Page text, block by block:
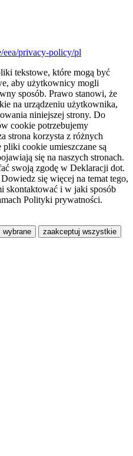
privacy-policy/pl
tekstowe, które mogą być
aby użytkownicy mogli
sposób. Prawo stanowi, że
na urządzeniu użytkownika,
niniejszej strony. Do
cookie potrzebujemy
strona korzysta z różnych
cookie umieszczane są
się na naszych stronach.
swoją zgodę w Deklaracji dot.
się więcej na temat tego,
skontaktować i w jaki sposób
Polityki prywatności.
wybrane zaakceptuj wszystkie